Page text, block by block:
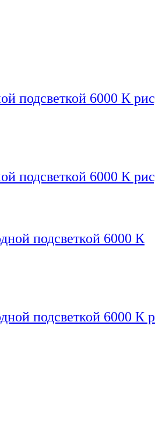
подсветкой 6000 К
подсветкой 6000 К
подсветкой 6000 К
подсветкой 6000 К